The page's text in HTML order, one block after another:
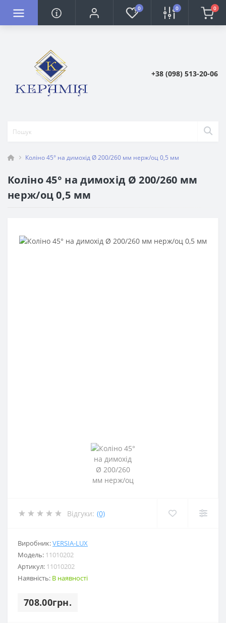
0 0 0
+38 (098) 513-20-06
Коліно 45° на димохід Ø 200/260 мм нерж/оц 0,5 мм
Коліно 45° на димохід Ø 200/260 мм
нерж/оц 0,5 мм
Відгуки: (0)
Виробник:VERSIA-LUX
Модель: 11010202
Артикул: 11010202
Наявність: В наявності
708.00грн.